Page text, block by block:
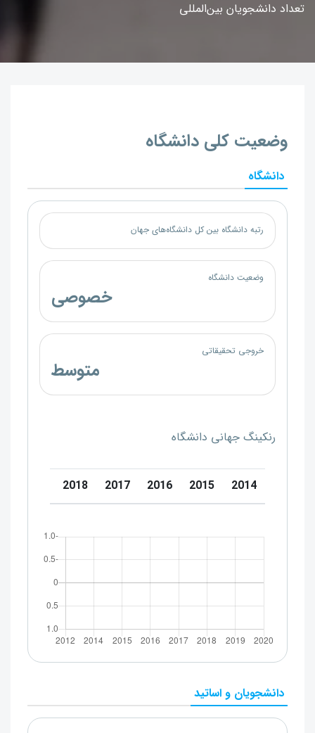
تعداد دانشجویان بین‌المللی
وضعیت کلی دانشگاه
دانشگاه
رتبه دانشگاه بین کل دانشگاه‌های جهان
وضعیت دانشگاه
خصوصی
خروجی تحقیقاتی
متوسط
رنکینگ جهانی دانشگاه
2014
2015
2016
2017
2018
دانشجویان و اساتید